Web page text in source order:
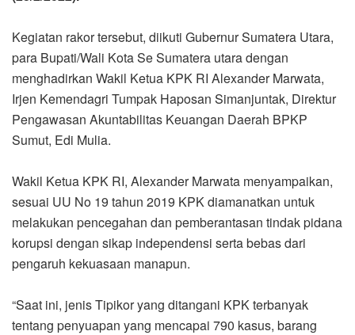
Kegiatan rakor tersebut, diikuti Gubernur Sumatera Utara,
para Bupati/Wali Kota Se Sumatera utara dengan
menghadirkan Wakil Ketua KPK RI Alexander Marwata,
Irjen Kemendagri Tumpak Haposan Simanjuntak, Direktur
Pengawasan Akuntabilitas Keuangan Daerah BPKP
Sumut, Edi Mulia.
Wakil Ketua KPK RI, Alexander Marwata menyampaikan,
sesuai UU No 19 tahun 2019 KPK diamanatkan untuk
melakukan pencegahan dan pemberantasan tindak pidana
korupsi dengan sikap independensi serta bebas dari
pengaruh kekuasaan manapun.
“Saat ini, jenis Tipikor yang ditangani KPK terbanyak
tentang penyuapan yang mencapai 790 kasus, barang